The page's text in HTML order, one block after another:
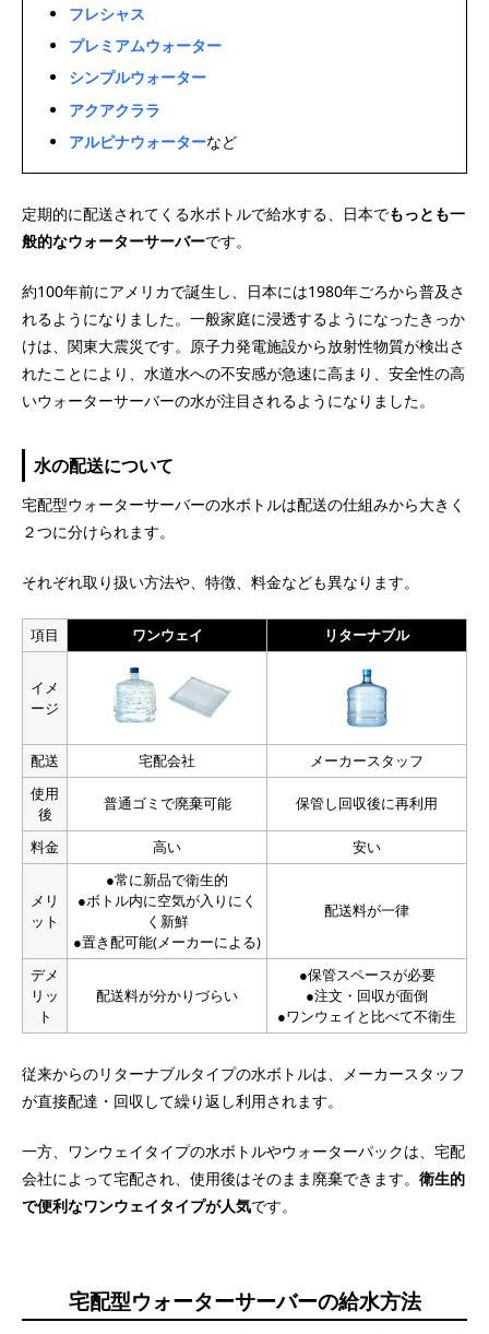
フレシャス
プレミアムウォーター
シンプルウォーター
アクアクララ
アルピナウォーターなど
定期的に配送されてくる水ボトルで給水する、日本でもっとも一
般的なウォーターサーバーです。
約100年前にアメリカで誕生し、日本には1980年ごろから普及さ
れるようになりました。一般家庭に浸透するようになったきっか
けは、関東大震災です。原子力発電施設から放射性物質が検出さ
れたことにより、水道水への不安感が急速に高まり、安全性の高
いウォーターサーバーの水が注目されるようになりました。
水の配送について
宅配型ウォーターサーバーの水ボトルは配送の仕組みから大きく
２つに分けられます。
それぞれ取り扱い方法や、特徴、料金なども異なります。
項目 ワンウェイ リターナブル
イメ
ージ
配送 宅配会社
メーカースタッフ
使用
後
普通ゴミで廃棄可能 保管し回収後に再利用
料金 高い 安い
メリ
ット
●常に新品で衛生的
●ボトル内に空気が入りにく
く新鮮
●置き配可能(メーカーによる)
配送料が一律
デメ
リッ
ト
配送料が分かりづらい
●保管スペースが必要
●注文・回収が面倒
●ワンウェイと比べて不衛生
従来からのリターナブルタイプの水ボトルは、メーカースタッフ
が直接配達・回収して繰り返し利用されます。
一方、ワンウェイタイプの水ボトルやウォーターパックは、宅配
会社によって宅配され、使用後はそのまま廃棄できます。 衛生的
で便利なワンウェイタイプが人気です。
宅配型ウォーターサーバーの給水方法